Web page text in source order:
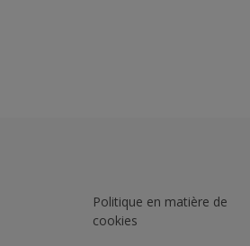
Politique en matière de
cookies